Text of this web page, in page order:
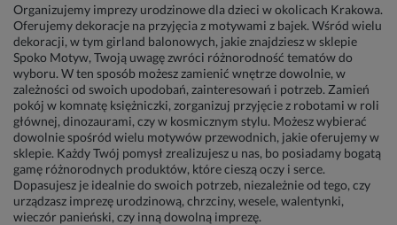
Organizujemy imprezy urodzinowe dla dzieci w okolicach Krakowa.
Oferujemy dekoracje na przyjęcia z motywami z bajek. Wśród wielu
dekoracji, w tym girland balonowych, jakie znajdziesz w sklepie
Spoko Motyw, Twoją uwagę zwróci różnorodność tematów do
wyboru. W ten sposób możesz zamienić wnętrze dowolnie, w
zależności od swoich upodobań, zainteresowań i potrzeb. Zamień
pokój w komnatę księżniczki, zorganizuj przyjęcie z robotami w roli
głównej, dinozaurami, czy w kosmicznym stylu. Możesz wybierać
dowolnie spośród wielu motywów przewodnich, jakie oferujemy w
sklepie. Każdy Twój pomysł zrealizujesz u nas, bo posiadamy bogatą
gamę różnorodnych produktów, które cieszą oczy i serce.
Dopasujesz je idealnie do swoich potrzeb, niezależnie od tego, czy
urządzasz imprezę urodzinową, chrzciny, wesele, walentynki,
wieczór panieński, czy inną dowolną imprezę.